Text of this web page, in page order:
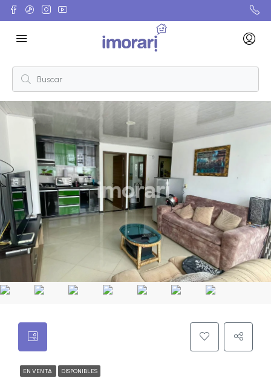
EN VENTA DISPONIBLES